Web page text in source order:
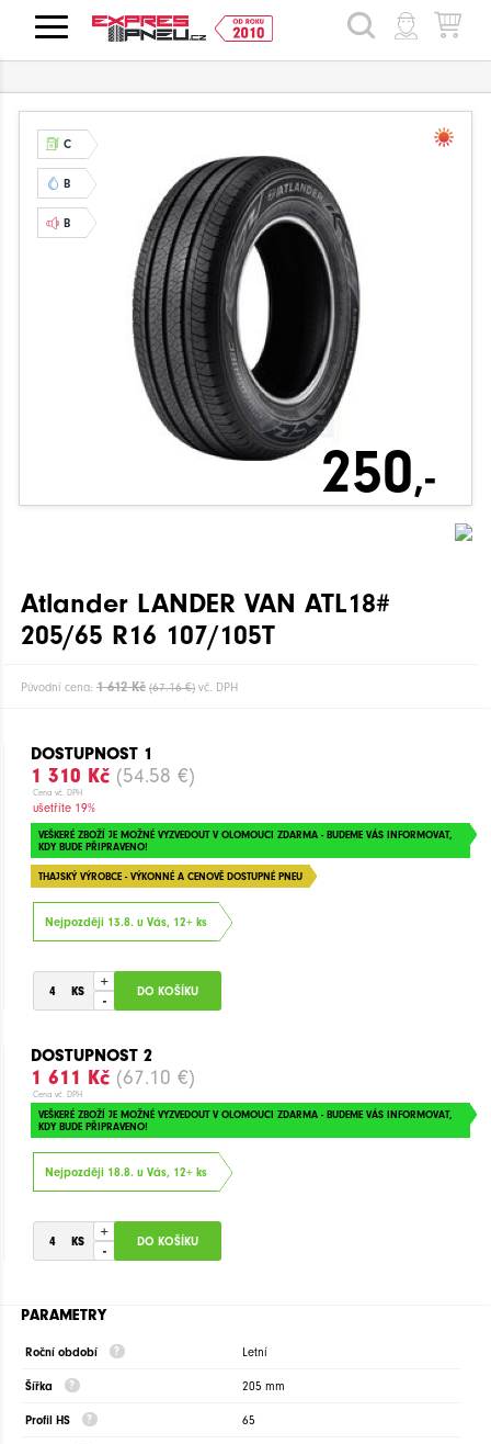
HLEDAT
C
B
B
250,-
Atlander LANDER VAN ATL18#
205/65 R16 107/105T
Původní cena: 1 612 Kč (67.16 €) vč. DPH
DOSTUPNOST 1
1 310 Kč (54.58 €)
Cena vč. DPH
ušetříte 19%
VEŠKERÉ ZBOŽÍ JE MOŽNÉ VYZVEDOUT V OLOMOUCI ZDARMA - BUDEME VÁS INFORMOVAT,
KDY BUDE PŘIPRAVENO!
THAJSKÝ VÝROBCE - VÝKONNÉ A CENOVĚ DOSTUPNÉ PNEU
Nejpozději 13.8. u Vás, 12+ ks
+
-
DOSTUPNOST 2
1 611 Kč (67.10 €)
Cena vč. DPH
VEŠKERÉ ZBOŽÍ JE MOŽNÉ VYZVEDOUT V OLOMOUCI ZDARMA - BUDEME VÁS INFORMOVAT,
KDY BUDE PŘIPRAVENO!
Nejpozději 18.8. u Vás, 12+ ks
+
-
PARAMETRY
Roční období Letní
Šířka 205 mm
Profil HS 65